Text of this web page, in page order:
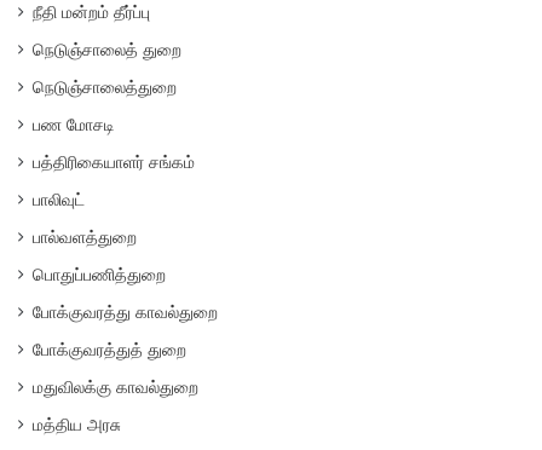
நீதி மன்றம் தீர்ப்பு
நெடுஞ்சாலைத் துறை
நெடுஞ்சாலைத்துறை
பண மோசடி
பத்திரிகையாளர் சங்கம்
பாலிவுட்
பால்வளத்துறை
பொதுப்பணித்துறை
போக்குவரத்து காவல்துறை
போக்குவரத்துத் துறை
மதுவிலக்கு காவல்துறை
மத்திய அரசு